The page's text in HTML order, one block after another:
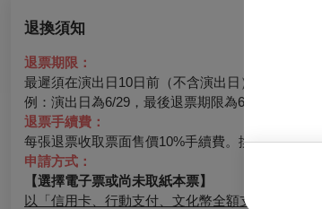
退換須知
退票期限：
最遲須在演出日10日前（不含演出日）辦理，逾期
例：演出日為6/29，最後退票期限為6/19。
退票手續費：
每張退票收取票面售價10%手續費。換票視同退
申請方式：
【選擇電子票或尚未取紙本票】
以「信用卡、行動支付、文化幣全額支付」購票：